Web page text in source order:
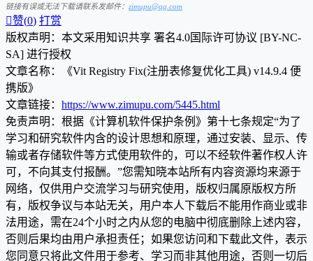
链接有误或无法下载请联系发邮件： zimupu@qq.com
赞(0) 打赏
版权声明：本文采用知识共享 署名4.0国际许可协议 [BY-NC-
SA] 进行授权
文章名称：《Vit Registry Fix(注册表修复优化工具) v14.9.4 便
携版》
文章链接： https://www.zimupu.com/5445.html
免责声明：根据《计算机软件保护条例》第十七条规定“为了
学习和研究软件内含的设计思想和原理，通过安装、显示、传
输或者存储软件等方式使用软件的，可以不经软件著作权人许
可，不向其支付报酬。”您需知晓本站所有内容资源均来源于
网络，仅供用户交流学习与研究使用，版权归属原版权方所
有，版权争议与本站无关，用户本人下载后不能用作商业或非
法用途，需在24个小时之内从您的电脑中彻底删除上述内容，
否则后果均由用户承担责任；如果您访问和下载此文件，表示
您同意只将此文件用于参考、学习而非其他用途，否则一切后